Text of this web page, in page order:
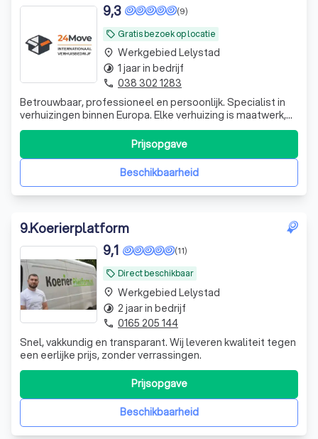
local_offer Gratis bezoek op locatie
(9)
9,3
Betrouwbaar, professioneel en persoonlijk. Specialist in
verhuizingen binnen Europa. Elke verhuizing is maatwerk,
met transparante prijzen en een zorgeloos verhuistraject
Beschikbaarheid
Prijsopgave
place Werkgebied Lelystad
timelapse 1 jaar in bedrijf
phone 038 302 1283
9.Koerierplatform
local_offer Direct beschikbaar
(11)
9,1
Snel, vakkundig en transparant. Wij leveren kwaliteit tegen
een eerlijke prijs, zonder verrassingen.
Beschikbaarheid
Prijsopgave
place Werkgebied Lelystad
timelapse 2 jaar in bedrijf
phone 0165 205 144